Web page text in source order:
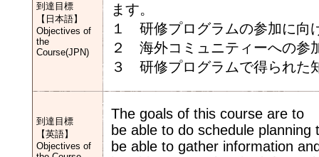
到達目標
【日本語】
Objectives of
the
Course(JPN)
ます。
１ 研修プログラムの参加に向
２ 海外コミュニティーへの参
３ 研修プログラムで得られた
到達目標
【英語】
Objectives of
The goals of this course are to
be able to do schedule
be able to gather information